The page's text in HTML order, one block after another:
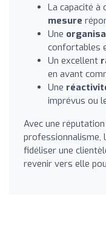
La capacité à
mesure
Une
confortables
Un excellent
en avant
Une
imprévus ou
Avec une
professionnalisme,
fidéliser une
revenir vers elle